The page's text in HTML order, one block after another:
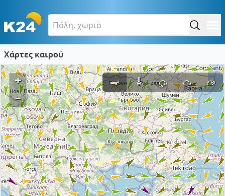
Χάρτες καιρού
+
–